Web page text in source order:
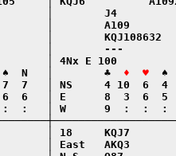
│        J4
│        A109
│        KQJ108632
│        ---
│ 4Nx E 100
♠  N   │        ♣
♦  ♥
♠
7   │ NS     4 10  6
6   │ E      8  3  6
:   │ W      9  :  :
│ 18     KQJ7
│ East   AKQ3